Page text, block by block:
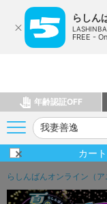
らしん
FREE -
年齢認証OFF
カー
らしんばんオンライン（